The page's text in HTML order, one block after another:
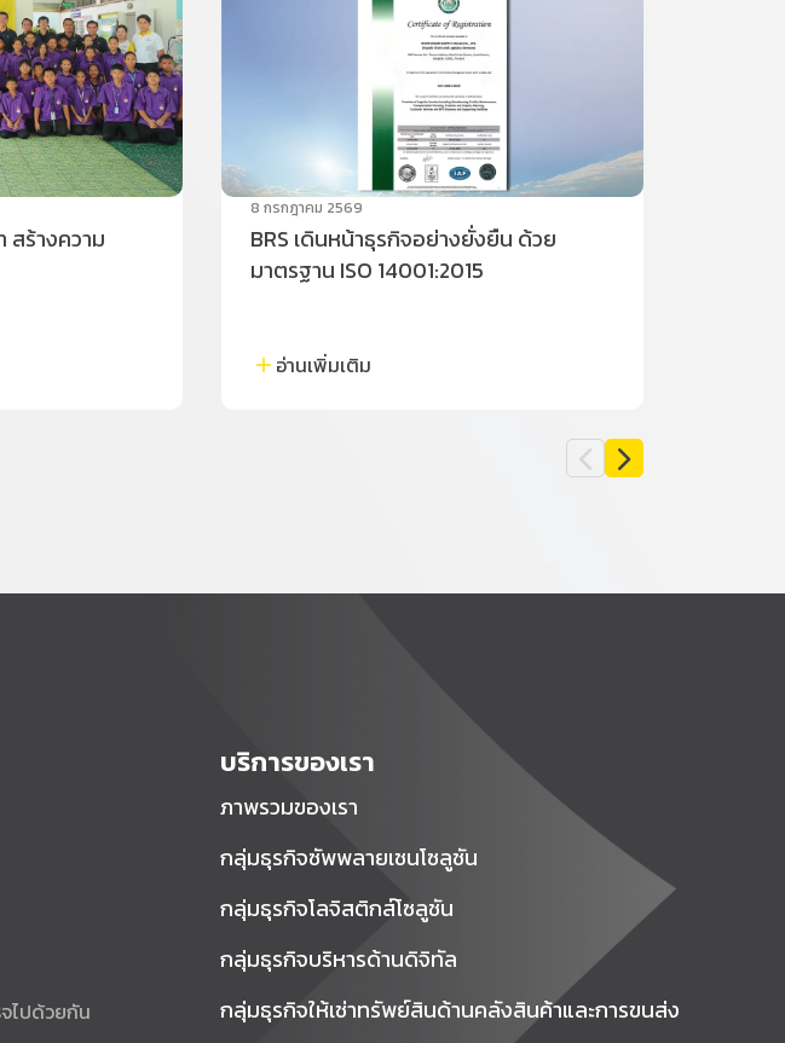
สร้างความ
8 กรกฎาคม 2569
BRS เดินหน้าธุรกิจอย่างยั่งยืน ด้วย
มาตรฐาน ISO 14001:2015
อ่านเพิ่มเติม
ไปด้วยกัน
บริการของเรา
ภาพรวมของเรา
กลุ่มธุรกิจซัพพลายเชนโซลูชัน
กลุ่มธุรกิจโลจิสติกส์โซลูชัน
กลุ่มธุรกิจบริหารด้านดิจิทัล
กลุ่มธุรกิจให้เช่าทรัพย์สินด้านคลังสินค้าและการขนส่ง